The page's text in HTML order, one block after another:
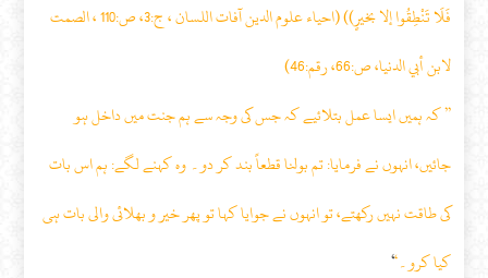
فَلَا تَنْطِقُوا إلا بخيرٍ)) (احياء علوم الدين آفات اللسان ، ج:3، ص:110 ، الصمت
لابن أبي الدنيا، ص:66، رقم:46)
’’ کہ ہمیں ایسا عمل بتلائیے کہ جس کی وجہ سے ہم جنت میں داخل ہو
جائیں، انہوں نے فرمایا: تم بولنا قطعاً بند کر دو۔ وہ کہنے لگے: ہم اس بات
کی طاقت نہیں رکھتے، تو انہوں نے جوایا کہا تو پھر خیر و بھلائی والی بات ہی
کیا کرو۔‘‘